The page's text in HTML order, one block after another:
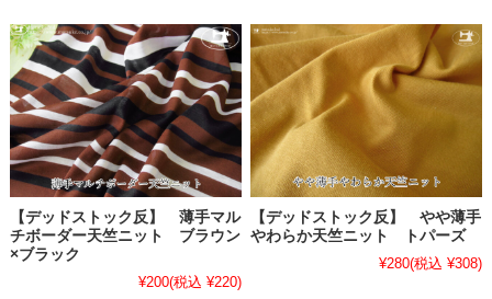
【デッドストック反】 薄手マル
チボーダー天竺ニット ブラウン
×ブラック
¥200(税込 ¥220)
【デッドストック反】 やや薄手
やわらか天竺ニット トパーズ
¥280(税込 ¥308)